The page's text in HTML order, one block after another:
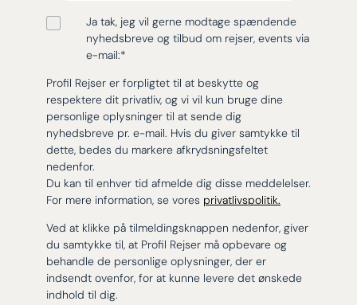
Ja tak, jeg vil gerne modtage spændende
nyhedsbreve og tilbud om rejser, events via
e-mail:*
Profil Rejser er forpligtet til at beskytte og
respektere dit privatliv, og vi vil kun bruge dine
personlige oplysninger til at sende dig
nyhedsbreve pr. e-mail. Hvis du giver samtykke til
dette, bedes du markere afkrydsningsfeltet
nedenfor.
Du kan til enhver tid afmelde dig disse meddelelser.
For mere information, se vores privatlivspolitik.
Ved at klikke på tilmeldingsknappen nedenfor, giver
du samtykke til, at Profil Rejser må opbevare og
behandle de personlige oplysninger, der er
indsendt ovenfor, for at kunne levere det ønskede
indhold til dig.